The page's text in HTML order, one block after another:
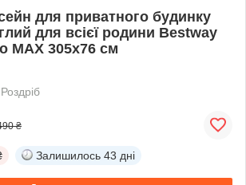
для приватного будинку
для всієї родини Bestway
MAX 305x76 см
Роздріб
₴
Залишилось 43 дні